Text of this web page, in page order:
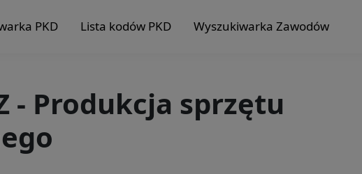
PKD Lista kodów PKD Wyszukiwarka Zawodów
- Produkcja sprzętu